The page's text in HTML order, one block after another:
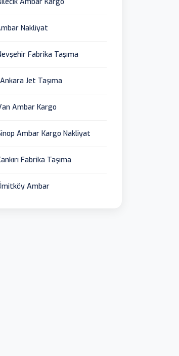
Nakliyat
Fabrika Taşıma
Jet Taşıma
Ambar Kargo
Ambar Kargo Nakliyat
Fabrika Taşıma
Ambar